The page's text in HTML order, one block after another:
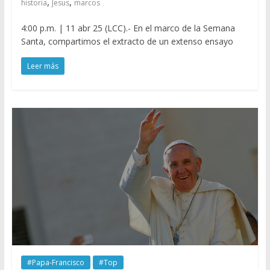
historia Jesus marcos
4:00 p.m. | 11 abr 25 (LCC).- En el marco de la Semana
Santa, compartimos el extracto de un extenso ensayo
Leer más
#Papa-Francisco #Top